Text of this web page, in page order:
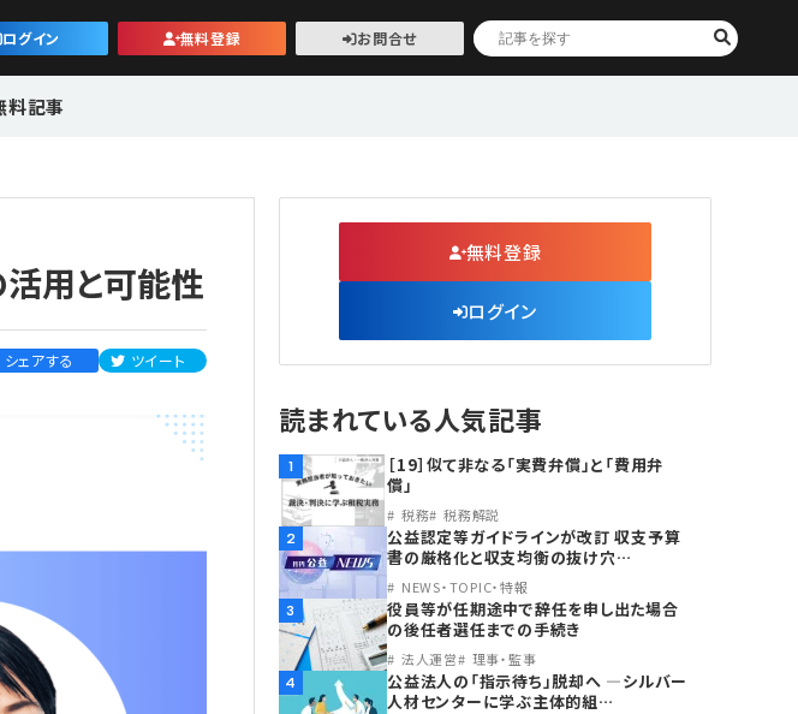
・一般法人オンライン
ログイン 無料登録 お問合せ
料記事
活用と可能性
シェアする ツイート
無料登録
ログイン
読まれている人気記事
1
［19］似て非なる「実費弁償」と「費用弁
償」
税務 税務解説
2
公益認定等ガイドラインが改訂 収支予算
書の厳格化と収支均衡の抜け穴…
NEWS・TOPIC・特報
3
役員等が任期途中で辞任を申し出た場合
の後任者選任までの手続き
法人運営 理事・監事
4
公益法人の「指示待ち」脱却へ ―シルバー
人材センターに学ぶ主体的組…